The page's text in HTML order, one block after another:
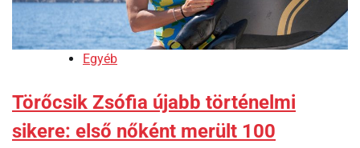
Egyéb
Törőcsik Zsófia újabb történelmi
sikere: első nőként merült 100